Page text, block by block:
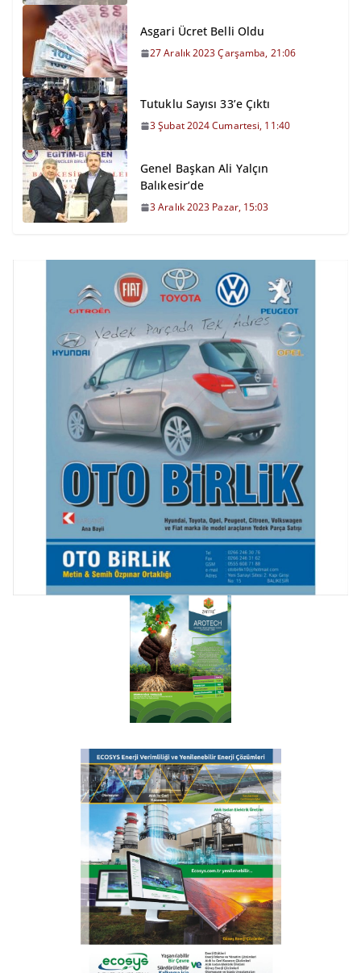
Asgari Ücret Belli Oldu
27 Aralık 2023 Çarşamba, 21:06
Tutuklu Sayısı 33’e Çıktı
3 Şubat 2024 Cumartesi, 11:40
Genel Başkan Ali Yalçın
Balıkesir’de
3 Aralık 2023 Pazar, 15:03